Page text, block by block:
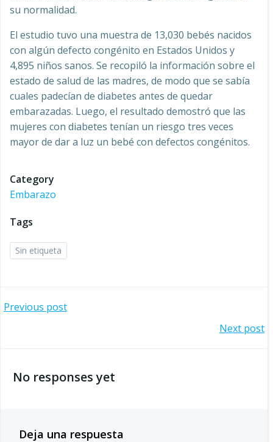
su normalidad.
El estudio tuvo una muestra de 13,030 bebés nacidos
con algún defecto congénito en Estados Unidos y
4,895 niños sanos. Se recopiló la información sobre el
estado de salud de las madres, de modo que se sabía
cuales padecían de diabetes antes de quedar
embarazadas. Luego, el resultado demostró que las
mujeres con diabetes tenían un riesgo tres veces
mayor de dar a luz un bebé con defectos congénitos.
Category
Embarazo
Tags
Sin etiqueta
Navegación
las
Previous post
por
las
entradas
Next post
No responses yet
Deja una respuesta